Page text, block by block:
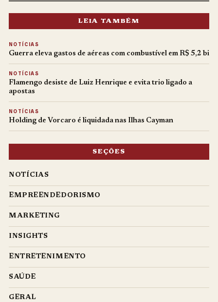
LEIA TAMBÉM
NOTÍCIAS
Guerra eleva gastos de aéreas com combustível em R$ 5,2 bi
NOTÍCIAS
Flamengo desiste de Luiz Henrique e evita trio ligado a
apostas
NOTÍCIAS
Holding de Vorcaro é liquidada nas Ilhas Cayman
SEÇÕES
NOTÍCIAS
EMPREENDEDORISMO
MARKETING
INSIGHTS
ENTRETENIMENTO
SAÚDE
GERAL